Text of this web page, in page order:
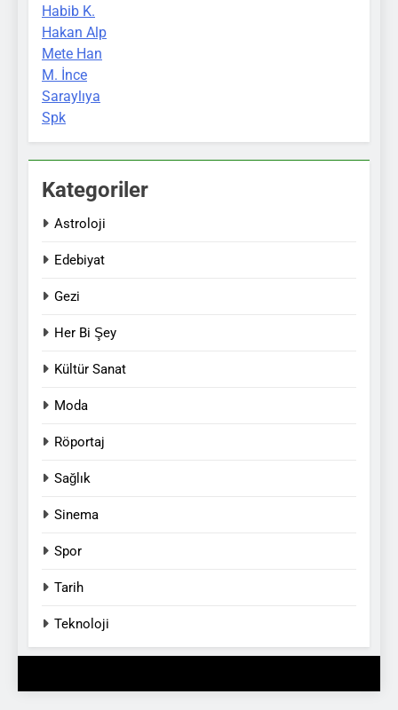
Habib K.
Hakan Alp
Mete Han
M. İnce
Saraylıya
Spk
Kategoriler
Astroloji
Edebiyat
Gezi
Her Bi Şey
Kültür Sanat
Moda
Röportaj
Sağlık
Sinema
Spor
Tarih
Teknoloji